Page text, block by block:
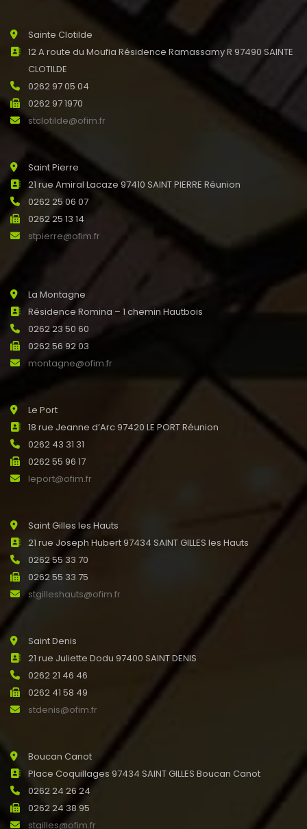
Sainte Clotilde
12 A route du Moufia Résidence Ramassamy R 97490 SAINTE
CLOTILDE
0262 97 05 04
0262 97 1970
stclotilde@ofim.fr
Saint Pierre
21 rue Amiral Lacaze 97410 SAINT PIERRE Réunion
0262 25 06 07
0262 25 13 14
stpierre@ofim.fr
La Montagne
Résidence Romina – 1 chemin Hautbois
0262 23 50 60
0262 56 92 03
montagne@ofim.fr
Le Port
18 rue Jeanne d’Arc 97420 LE PORT Réunion
0262 43 31 31
0262 55 96 17
leport@ofim.fr
Saint Gilles les Hauts
21 rue Joseph Hubert 97434 SAINT GILLES les Hauts
0262 55 33 70
0262 55 33 75
stgilleshauts@ofim.fr
Saint Denis
21 rue Juliette Dodu 97400 SAINT DENIS
0262 21 46 46
0262 41 58 49
stdenis@ofim.fr
Boucan Canot
Place Coquillages 97434 SAINT GILLES Boucan Canot
0262 24 26 24
0262 24 38 95
stgilles@ofim.fr